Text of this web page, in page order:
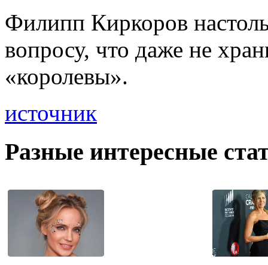
Филипп Киркоров
вопросу, что даже не
«королевы».
источник
Разные интересные